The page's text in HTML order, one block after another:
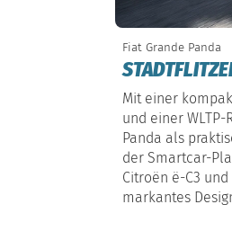
Fiat Grande Panda
Mit einer
und einer
Panda als
der Smartcar-
Citroën ë-C3
markantes